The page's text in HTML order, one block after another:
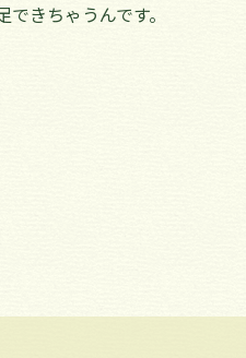
きちゃうんです。